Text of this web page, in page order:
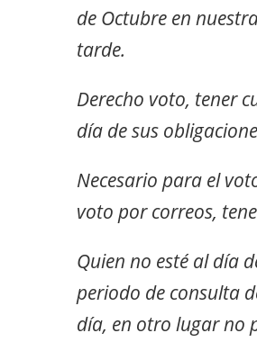
de Octubre en
tarde.
Derecho voto, tener
día de sus
Necesario para el
voto por correos,
Quien no esté al día
periodo de consulta
día, en otro lugar no